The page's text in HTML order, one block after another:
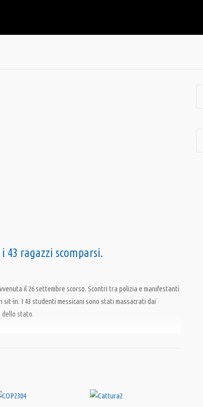
43 ragazzi scomparsi.
il 26 settembre scorso. Scontri tra polizia e manifestanti
in. I 43 studenti messicani sono stati massacrati dai
dello stato.